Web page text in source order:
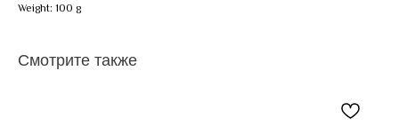
Weight: 100 g
Смотрите также